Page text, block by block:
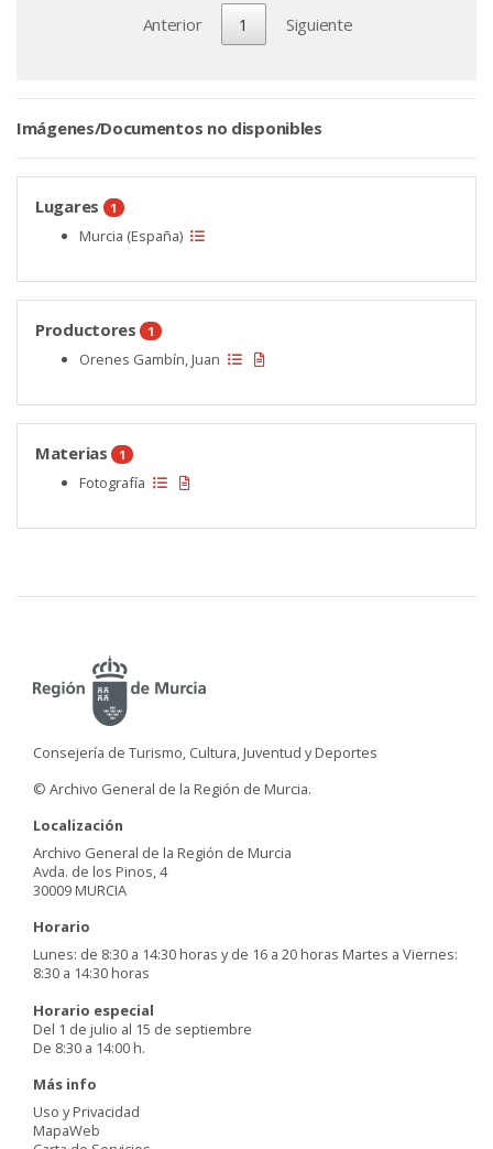
Anterior 1 Siguiente
Imágenes/Documentos no disponibles
Lugares 1
Murcia (España)
Productores 1
Orenes Gambín, Juan
Materias 1
Fotografía
Consejería de Turismo, Cultura, Juventud y Deportes
© Archivo General de la Región de Murcia.
Localización
Archivo General de la Región de Murcia
Avda. de los Pinos, 4
30009 MURCIA
Horario
Lunes: de 8:30 a 14:30 horas y de 16 a 20 horas Martes a Viernes:
8:30 a 14:30 horas
Horario especial
Del 1 de julio al 15 de septiembre
De 8:30 a 14:00 h.
Más info
Uso y Privacidad
MapaWeb